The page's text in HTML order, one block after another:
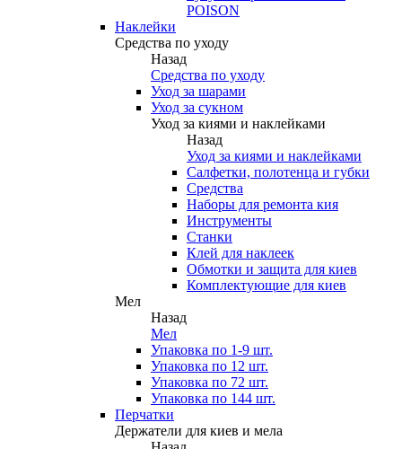
POISON
Наклейки
Средства по уходу
Назад
Средства по уходу
Уход за шарами
Уход за сукном
Уход за киями и наклейками
Назад
Уход за киями и наклейками
Салфетки, полотенца и губки
Средства
Наборы для ремонта кия
Инструменты
Станки
Клей для наклеек
Обмотки и защита для киев
Комплектующие для киев
Мел
Назад
Мел
Упаковка по 1-9 шт.
Упаковка по 12 шт.
Упаковка по 72 шт.
Упаковка по 144 шт.
Перчатки
Держатели для киев и мела